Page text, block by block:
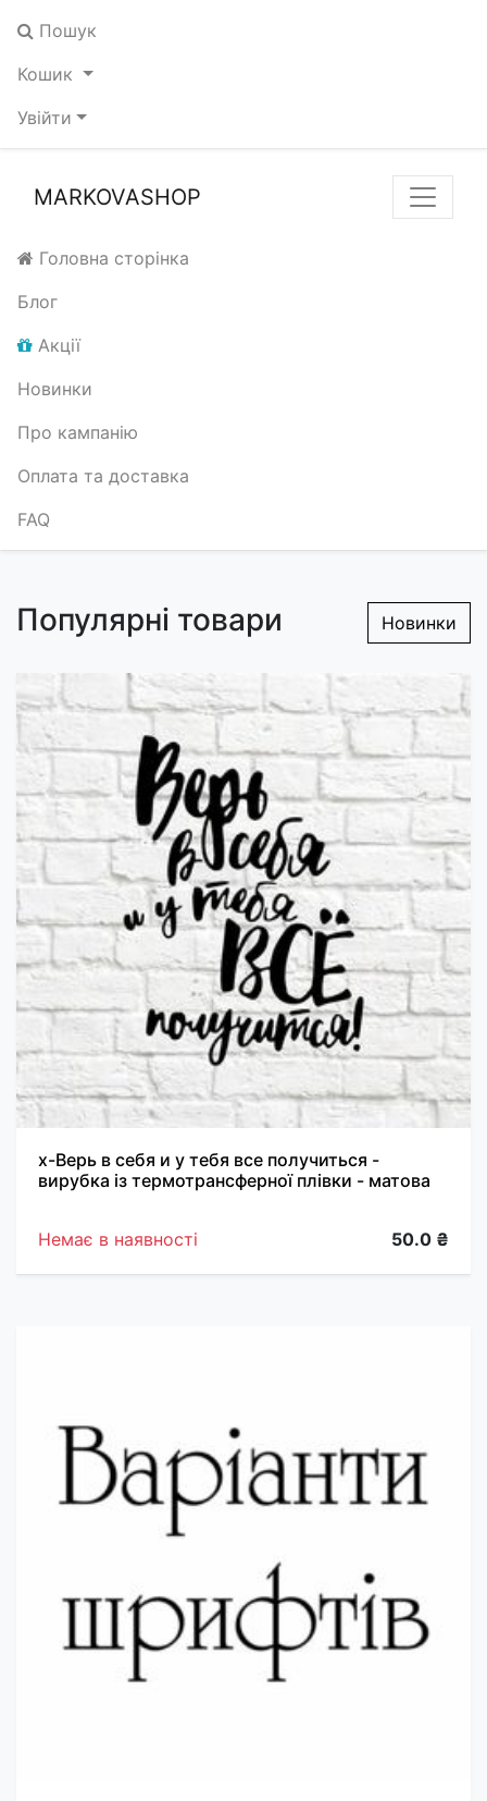
Пошук
Кошик
Увійти
MARKOVASHOP
Головна сторінка
Блог
Акції
Новинки
Про кампанію
Оплата та доставка
FAQ
Популярні товари Новинки
х-Верь в себя и у тебя все получиться -
вирубка із термотрансферної плівки - матова
Немає в наявності 50.0 ₴